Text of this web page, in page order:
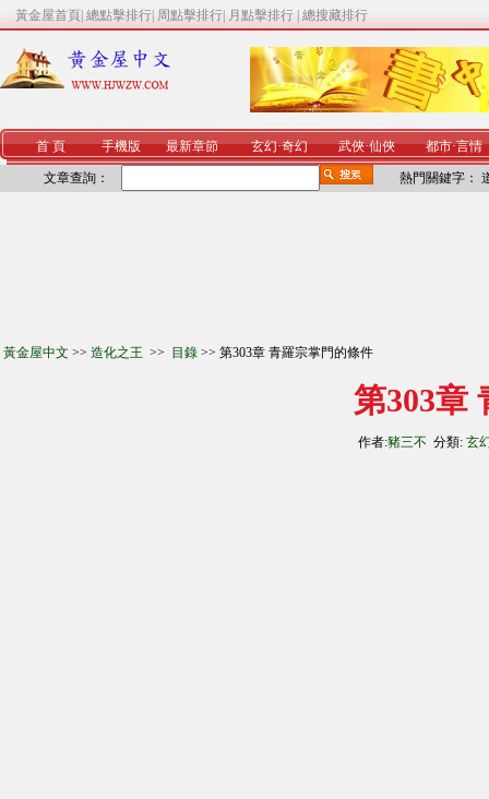
黃金屋首頁 總點擊排行 周點擊排行 月點擊排行 總搜藏排行
首 頁 手機版 最新章節 玄幻·奇幻 武俠·仙俠 都市·言情
文章查詢： 熱門關鍵字：
黃金屋中文 >> 造化之王 >> 目錄 >> 第303章 青羅宗掌門的條件
第303章
作者:豬三不 分類: 玄